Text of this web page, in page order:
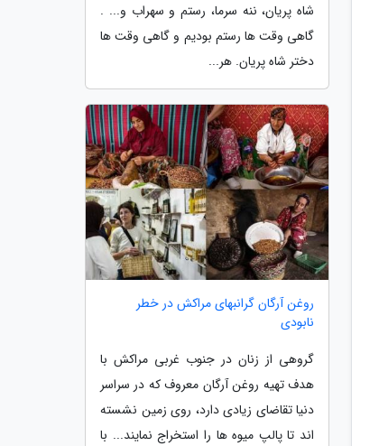
شاه پریان، ننه سرما، رستم و سهراب و... .
گاهی وقت ها رستم بودیم و گاهی وقت ها
دختر شاه پریان. هر...
روغن آرگان گرانبهای مراکش در خطر
نابودی
گروهی از زنان در جنوب غربی مراکش با
هدف تهیه روغن آرگان معروف که در سراسر
دنیا تقاضای زیادی دارد، روی زمین نشسته
اند تا پالپ میوه ها را استخراج نمایند... با